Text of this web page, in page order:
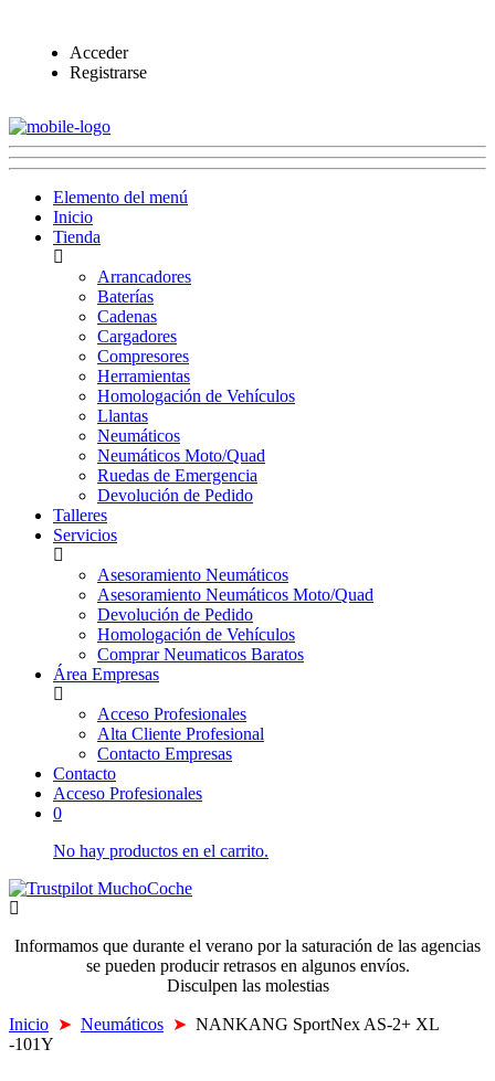
Acceder
Registrarse
Elemento del menú
Inicio
Tienda
Arrancadores
Baterías
Cadenas
Cargadores
Compresores
Herramientas
Homologación de Vehículos
Llantas
Neumáticos
Neumáticos Moto/Quad
Ruedas de Emergencia
Devolución de Pedido
Talleres
Servicios
Asesoramiento Neumáticos
Asesoramiento Neumáticos Moto/Quad
Devolución de Pedido
Homologación de Vehículos
Comprar Neumaticos Baratos
Área Empresas
Acceso Profesionales
Alta Cliente Profesional
Contacto Empresas
Contacto
Acceso Profesionales
0
No hay productos en el carrito.
Informamos que durante el verano por la saturación de las agencias
se pueden producir retrasos en algunos envíos.
Disculpen las molestias
Inicio ➤ Neumáticos ➤ NANKANG SportNex AS-2+ XL
-101Y